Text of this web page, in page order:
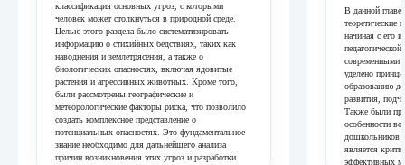
классификация основных угроз, с которыми
человек может столкнуться в природной среде.
Целью этого раздела было систематизировать
информацию о стихийных бедствиях, таких как
наводнения и землетрясения, а также о
биологических опасностях, включая ядовитые
растения и агрессивных животных. Кроме того,
были рассмотрены географические и
метеорологические факторы риска, что позволило
создать комплексное представление о
потенциальных опасностях. Это фундаментальное
знание необходимо для дальнейшего анализа
причин возникновения этих угроз и разработки
В данной
теоретические
начиная с его
современными
уделено
образованию
развития,
Также были
особенности
дошкольников
является
эффективных